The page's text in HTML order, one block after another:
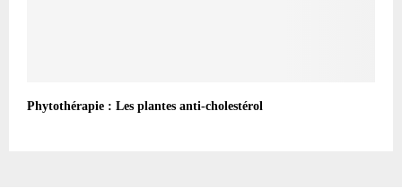
Phytothérapie : Les plantes anti-cholestérol